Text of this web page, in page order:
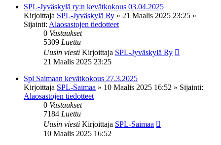
SPL-Jyväskylä ry:n kevätkokous 03.04.2025
Kirjoittaja SPL-Jyväskylä Ry » 21 Maalis 2025 23:25 »
Sijainti: Alaosastojen tiedotteet
0 Vastaukset
5309 Luettu
Uusin viesti Kirjoittaja SPL-Jyväskylä Ry
21 Maalis 2025 23:25
Spl Saimaan kevätkokous 27.3.2025
Kirjoittaja SPL-Saimaa » 10 Maalis 2025 16:52 » Sijainti:
Alaosastojen tiedotteet
0 Vastaukset
7184 Luettu
Uusin viesti Kirjoittaja SPL-Saimaa
10 Maalis 2025 16:52